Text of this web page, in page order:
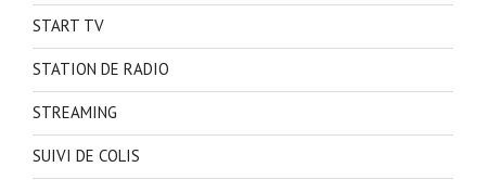
START TV
STATION DE RADIO
STREAMING
SUIVI DE COLIS